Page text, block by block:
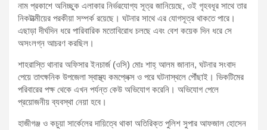
নাম প্রকাশে অনিচ্ছুক এলাকার নির্ভরযোগ্য সূত্র জানিয়েছে, ওই গৃহবধূর সাথে তার
নিকটাত্মীয়ের পরকীয়া সম্পর্ক রয়েছে। ঘটনার সাথে এর যোগসূত্র থাকতে পারে।
এছাড়া দীর্ঘদিন ধরে পারিবারিক মতোবিরোধ চলছে এবং বেশ কয়েক দিন ধরে সে
অসংলগ্ন আচরণ করছিল।
শাহরাস্তি থানার অফিসার ইনচার্জ (ওসি) মোঃ শাহ্ আলম জানান, ঘটনার সংবাদ
পেয়ে তাৎক্ষনিক উপজেলা স্বাস্থ্য কমপ্লেক্স ও পরে ঘটনাস্থলে পৌঁছাই। ভিকটিমের
পরিবারের পক্ষ থেকে এখন পর্যন্ত কেউ অভিযোগ করেনি। অভিযোগ পেলে
প্রয়োজনীয় ব্যবস্থা নেয়া হবে।
হাজীগঞ্জ ও কচুয়া সার্কেলের দায়িত্বে থাকা অতিরিক্ত পুলিশ সুপার আফজাল হোসেন